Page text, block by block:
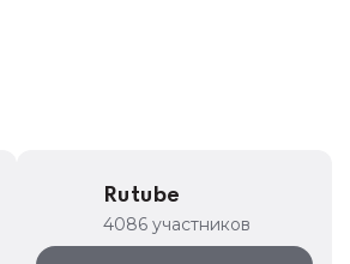
Rutube
4086 участников